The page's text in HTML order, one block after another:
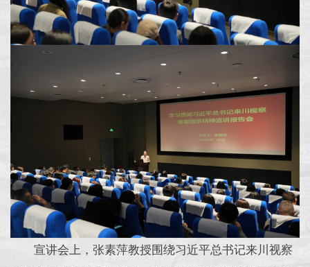
宣讲会上，张素萍教授围绕习近平总书记来川视察